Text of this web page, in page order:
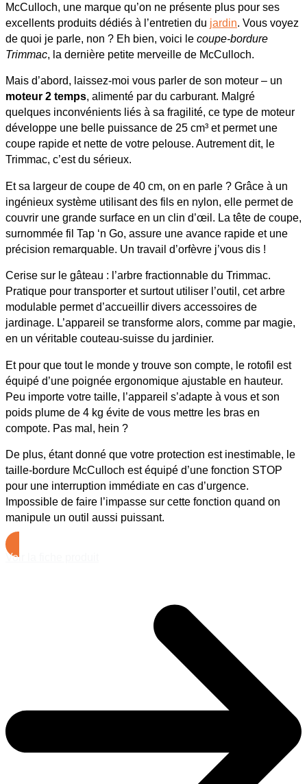
McCulloch, une marque qu’on ne présente plus pour ses
excellents produits dédiés à l’entretien du jardin. Vous voyez
de quoi je parle, non ? Eh bien, voici le coupe-bordure
Trimmac, la dernière petite merveille de McCulloch.
Mais d’abord, laissez-moi vous parler de son moteur – un
moteur 2 temps, alimenté par du carburant. Malgré
quelques inconvénients liés à sa fragilité, ce type de moteur
développe une belle puissance de 25 cm³ et permet une
coupe rapide et nette de votre pelouse. Autrement dit, le
Trimmac, c’est du sérieux.
Et sa largeur de coupe de 40 cm, on en parle ? Grâce à un
ingénieux système utilisant des fils en nylon, elle permet de
couvrir une grande surface en un clin d’œil. La tête de coupe,
surnommée fil Tap ‘n Go, assure une avance rapide et une
précision remarquable. Un travail d’orfèvre j’vous dis !
Cerise sur le gâteau : l’arbre fractionnable du Trimmac.
Pratique pour transporter et surtout utiliser l’outil, cet arbre
modulable permet d’accueillir divers accessoires de
jardinage. L’appareil se transforme alors, comme par magie,
en un véritable couteau-suisse du jardinier.
Et pour que tout le monde y trouve son compte, le rotofil est
équipé d’une poignée ergonomique ajustable en hauteur.
Peu importe votre taille, l’appareil s’adapte à vous et son
poids plume de 4 kg évite de vous mettre les bras en
compote. Pas mal, hein ?
De plus, étant donné que votre protection est inestimable, le
taille-bordure McCulloch est équipé d’une fonction STOP
pour une interruption immédiate en cas d’urgence.
Impossible de faire l’impasse sur cette fonction quand on
manipule un outil aussi puissant.
Voir la fiche produit